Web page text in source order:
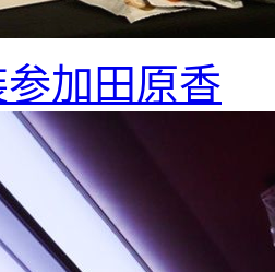
加田原香